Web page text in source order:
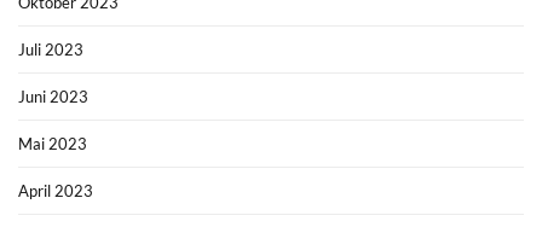
Juli 2023
Juni 2023
Mai 2023
April 2023